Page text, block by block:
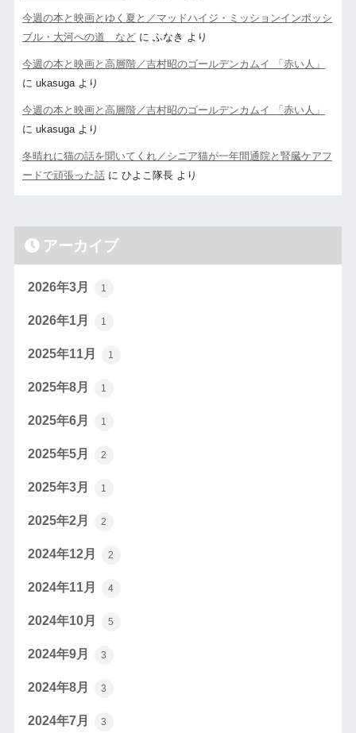
今週の本と映画とゆく夏と／マッドハイジ・ミッションインポッシ
ブル・大河への道 などに ふなき より
今週の本と映画と高層階／吉村昭のゴールデンカムイ 「赤い人」
に ukasugaより
今週の本と映画と高層階／吉村昭のゴールデンカムイ 「赤い人」
に ukasugaより
冬晴れに猫の話を聞いてくれ／シニア猫が一年間通院と腎臓ケアフ
ードで頑張った話に ひよこ隊長より
アーカイブ
2026年3月 1
2026年1月 1
2025年11月 1
2025年8月 1
2025年6月 1
2025年5月 2
2025年3月 1
2025年2月 2
2024年12月 2
2024年11月 4
2024年10月 5
2024年9月 3
2024年8月 3
2024年7月 3